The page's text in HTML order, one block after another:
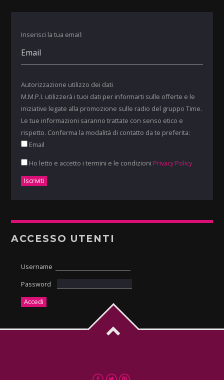
Inserisci la tua email:
Autorizzazione utilizzo dei dati
M.M.P.I. utilizzerà i tuoi dati per informarti sulle offerte e le
iniziative legate alla promozione sulle radio del gruppo Time.
Le tue informazioni saranno trattate con senso etico e
rispetto. Conferma la modalità di contatto da te preferita:
Email
Ho letto e accetto i termini e le condizioni Privacy Policy
ACCESSO UTENTI
Username
Password